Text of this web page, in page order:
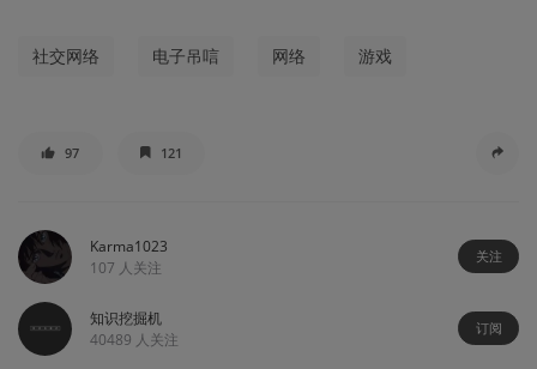
社交网络 电子吊唁 网络 游戏
97 121
Karma1023
107 人关注
关注
知识挖掘机
40489 人关注
订阅